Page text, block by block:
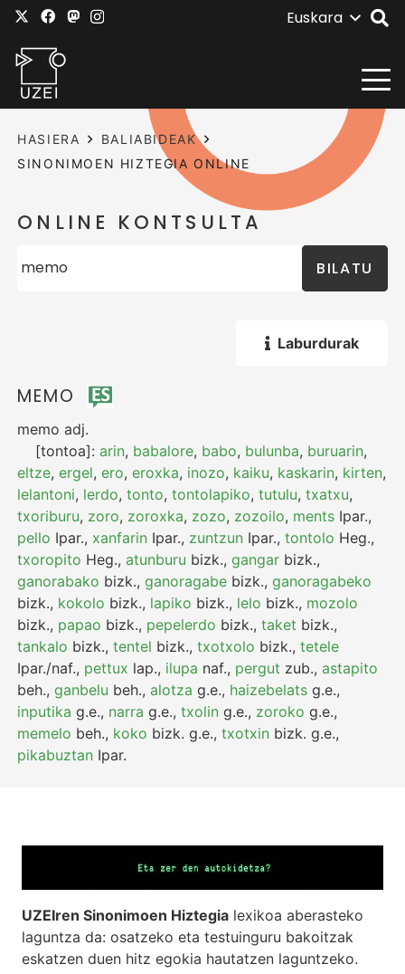
Euskara
HASIERA
BALIABIDEAK
SINONIMOEN HIZTEGIA ONLINE
ONLINE KONTSULTA
BILATU
Laburdurak
MEMO
memo adj.
[tontoa]:arin, babalore, babo, bulunba, buruarin,
eltze,ergel,ero,eroxka, inozo, kaiku, kaskarin, kirten,
lelantoni, lerdo,tonto,tontolapiko,tutulu,txatxu,
txoriburu, zoro, zoroxka, zozo, zozoilo, ments Ipar.,
pello Ipar., xanfarin Ipar., zuntzun Ipar.,tontolo Heg.,
txoropito Heg.,atunburu bizk.,gangar bizk.,
ganorabako bizk.,ganoragabe bizk.,ganoragabeko
bizk., kokolo bizk., lapiko bizk., lelo bizk., mozolo
bizk., papao bizk., pepelerdo bizk.,taket bizk.,
tankalo bizk.,tentel bizk.,txotxolo bizk.,tetele
Ipar./naf., pettux lap., ilupa naf., pergut zub.,astapito
beh.,ganbelu beh.,alotza g.e., haizebelats g.e.,
inputika g.e., narra g.e.,txolin g.e., zoroko g.e.,
memelo beh., koko bizk. g.e.,txotxin bizk. g.e.,
pikabuztan Ipar.
UZEIren Sinonimoen Hiztegia lexikoa aberasteko
laguntza da: osatzeko eta testuinguru bakoitzak
eskatzen duen hitz egokia hautatzen laguntzeko.